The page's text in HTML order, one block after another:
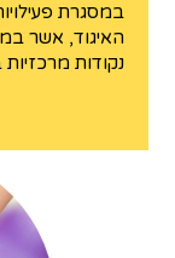
במסגרת
האיגוד, אשר
נקודות